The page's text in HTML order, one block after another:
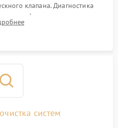
клапана. Диагностика
воды), датчика мутности,
модуля управления.
систем